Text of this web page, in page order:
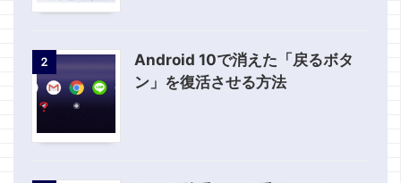
2
Android 10で消えた「戻るボタ
ン」を復活させる方法